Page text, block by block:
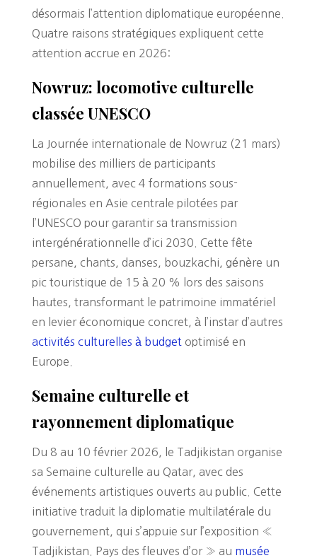
désormais l’attention diplomatique européenne.
Quatre raisons stratégiques expliquent cette
attention accrue en 2026:
Nowruz: locomotive culturelle
classée UNESCO
La Journée internationale de Nowruz (21 mars)
mobilise des milliers de participants
annuellement, avec 4 formations sous-
régionales en Asie centrale pilotées par
l’UNESCO pour garantir sa transmission
intergénérationnelle d’ici 2030. Cette fête
persane, chants, danses, bouzkachi, génère un
pic touristique de 15 à 20 % lors des saisons
hautes, transformant le patrimoine immatériel
en levier économique concret, à l’instar d’autres
activités culturelles à budget optimisé en
Europe.
Semaine culturelle et
rayonnement diplomatique
Du 8 au 10 février 2026, le Tadjikistan organise
sa Semaine culturelle au Qatar, avec des
événements artistiques ouverts au public. Cette
initiative traduit la diplomatie multilatérale du
gouvernement, qui s’appuie sur l’exposition «
Tadjikistan. Pays des fleuves d’or » au musée